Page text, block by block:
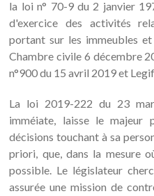
la loi n° 70-9 du 2 janvier
d'exercice des activités
portant sur les immeubles
Chambre civile 6 décembre
n°900 du 15 avril 2019 et
La loi 2019-222 du 23
imméiate, laisse le majeur
décisions touchant à sa
priori, que, dans la mesure
possible. Le législateur
assurée une mission de